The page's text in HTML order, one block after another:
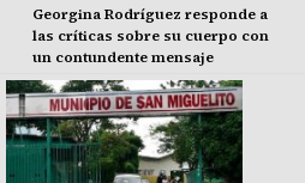
Georgina Rodríguez responde a
las críticas sobre su cuerpo con
un contundente mensaje